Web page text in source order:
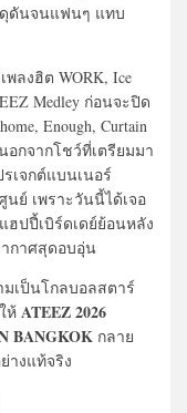
ดุดันจนแฟนๆ แทบ
ลงฮิต WORK, Ice
Medley ก่อนจะปิด
Enough, Curtain
อกจากโชว์ที่เตรียมมา
เจกต์แบนเนอร์
นย์ เพราะวันนี้ได้เจอ
ฮปปี้เบิร์ดเดย์ย้อนหลัง
กาศสุดอบอุ่น
มเป็นโกลบอลสตาร์
ห้ ATEEZ 2026
BANGKOK กลาย
างแท้จริง